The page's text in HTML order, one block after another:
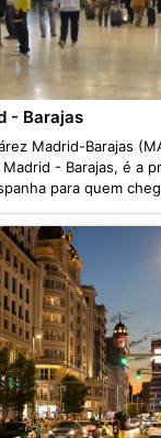
- Barajas
Madrid-Barajas
- Barajas, é a
para quem